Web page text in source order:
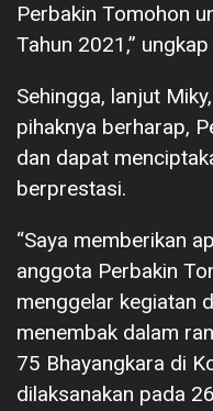
Perbakin Tomohon
Tahun 2021,”
Sehingga, lanjut
pihaknya berharap,
dan dapat
berprestasi.
“Saya memberikan
anggota Perbakin
menggelar kegiatan
menembak dalam
75 Bhayangkara di
dilaksanakan pada